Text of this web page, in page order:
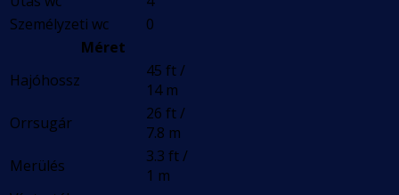
Személyzeti wc
0
Méret
Hajóhossz
45 ft /
14 m
Orrsugár
26 ft /
7.8 m
Merülés
3.3 ft /
1 m